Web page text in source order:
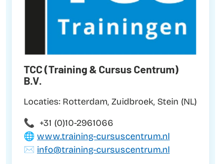
TCC (Training & Cursus Centrum)
B.V.
Locaties: Rotterdam, Zuidbroek, Stein (NL)
📞 +31 (0)10-2961066
🌐 www.training-cursuscentrum.nl
✉️ info@training-cursuscentrum.nl